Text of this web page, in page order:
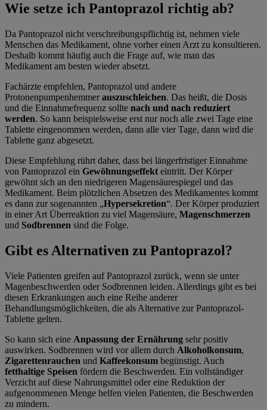
Wie setze ich Pantoprazol richtig ab?
Da Pantoprazol nicht verschreibungspflichtig ist, nehmen viele
Menschen das Medikament, ohne vorher einen Arzt zu konsultieren.
Deshalb kommt häufig auch die Frage auf, wie man das
Medikament am besten wieder absetzt.
Fachärzte empfehlen, Pantoprazol und andere
Protonenpumpenhemmerauszuschleichen. Das heißt, die Dosis
und die Einnahmefrequenz sollte nach und nach reduziert
werden. So kann beispielsweise erst nur noch alle zwei Tage eine
Tablette eingenommen werden, dann alle vier Tage, dann wird die
Tablette ganz abgesetzt.
Diese Empfehlung rührt daher, dass bei längerfristiger Einnahme
von Pantoprazol ein Gewöhnungseffekt eintritt. Der Körper
gewöhnt sich an den niedrigeren Magensäurespiegel und das
Medikament. Beim plötzlichen Absetzen des Medikamentes kommt
es dann zur sogenannten „Hypersekretion“. Der Körper produziert
in einer Art Überreaktion zu viel Magensäure, Magenschmerzen
und Sodbrennen sind die Folge.
Gibt es Alternativen zu Pantoprazol?
Viele Patienten greifen auf Pantoprazol zurück, wenn sie unter
Magenbeschwerden oder Sodbrennen leiden. Allerdings gibt es bei
diesen Erkrankungen auch eine Reihe anderer
Behandlungsmöglichkeiten, die als Alternative zur Pantoprazol-
Tablette gelten.
So kann sich eine Anpassung der Ernährung sehr positiv
auswirken. Sodbrennen wird vor allem durch Alkoholkonsum,
Zigarettenrauchen und Kaffeekonsum begünstigt. Auch
fetthaltige Speisen fördern die Beschwerden. Ein vollständiger
Verzicht auf diese Nahrungsmittel oder eine Reduktion der
aufgenommenen Menge helfen vielen Patienten, die Beschwerden
zu mindern.